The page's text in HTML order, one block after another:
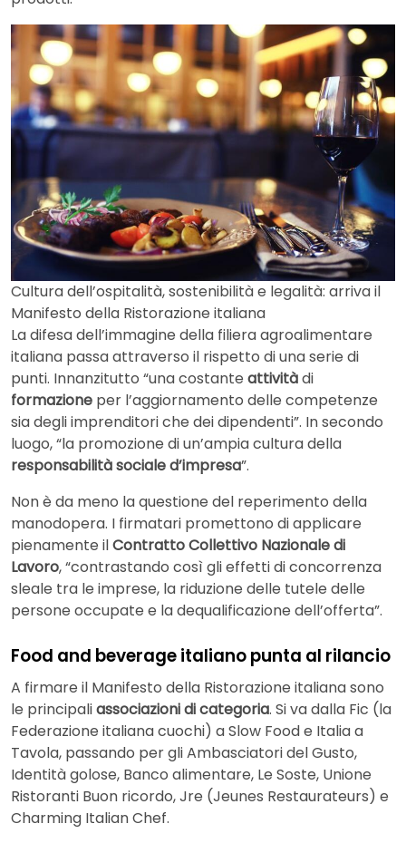
Cultura dell’ospitalità, sostenibilità e legalità: arriva il
Manifesto della Ristorazione italiana
La difesa dell’immagine della filiera agroalimentare
italiana passa attraverso il rispetto di una serie di
punti. Innanzitutto “una costante attivitàdi
formazione per l’aggiornamento delle competenze
sia degli imprenditori che dei dipendenti”. In secondo
luogo, “la promozione di un’ampia cultura della
responsabilità sociale d’impresa”.
Non è da meno la questione del reperimento della
manodopera. I firmatari promettono di applicare
pienamente ilContratto Collettivo Nazionale di
Lavoro, “contrastando così gli effetti di concorrenza
sleale tra le imprese, la riduzione delle tutele delle
persone occupate e la dequalificazione dell’offerta”.
Food and beverage italiano punta al rilancio
A firmare il Manifesto della Ristorazione italiana sono
le principaliassociazioni di categoria. Si va dalla Fic (la
Federazione italiana cuochi) a Slow Food e Italia a
Tavola, passando per gli Ambasciatori del Gusto,
Identità golose, Banco alimentare, Le Soste, Unione
Ristoranti Buon ricordo, Jre (Jeunes Restaurateurs) e
Charming Italian Chef.